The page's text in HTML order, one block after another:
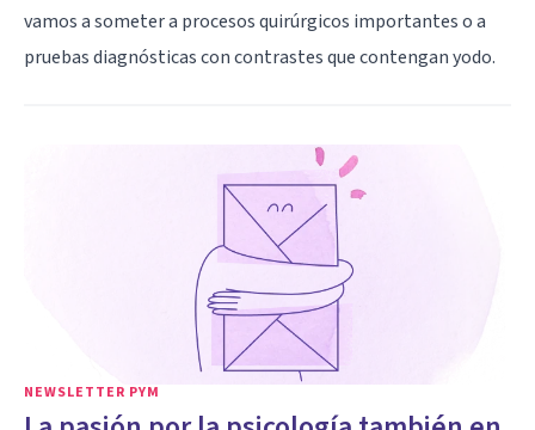
vamos a someter a procesos quirúrgicos importantes o a
pruebas diagnósticas con contrastes que contengan yodo.
NEWSLETTER PYM